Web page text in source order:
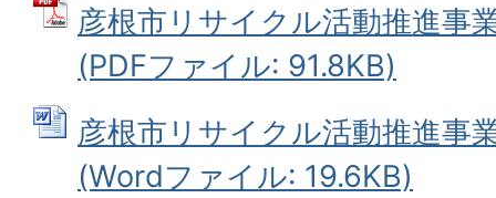
彦根市リサイクル活動推進事
(PDFファイル: 91.8KB)
彦根市リサイクル活動推進事
(Wordファイル: 19.6KB)